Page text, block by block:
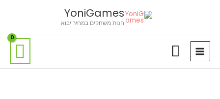
YoniGames
חנות משחקים במחיר יבוא